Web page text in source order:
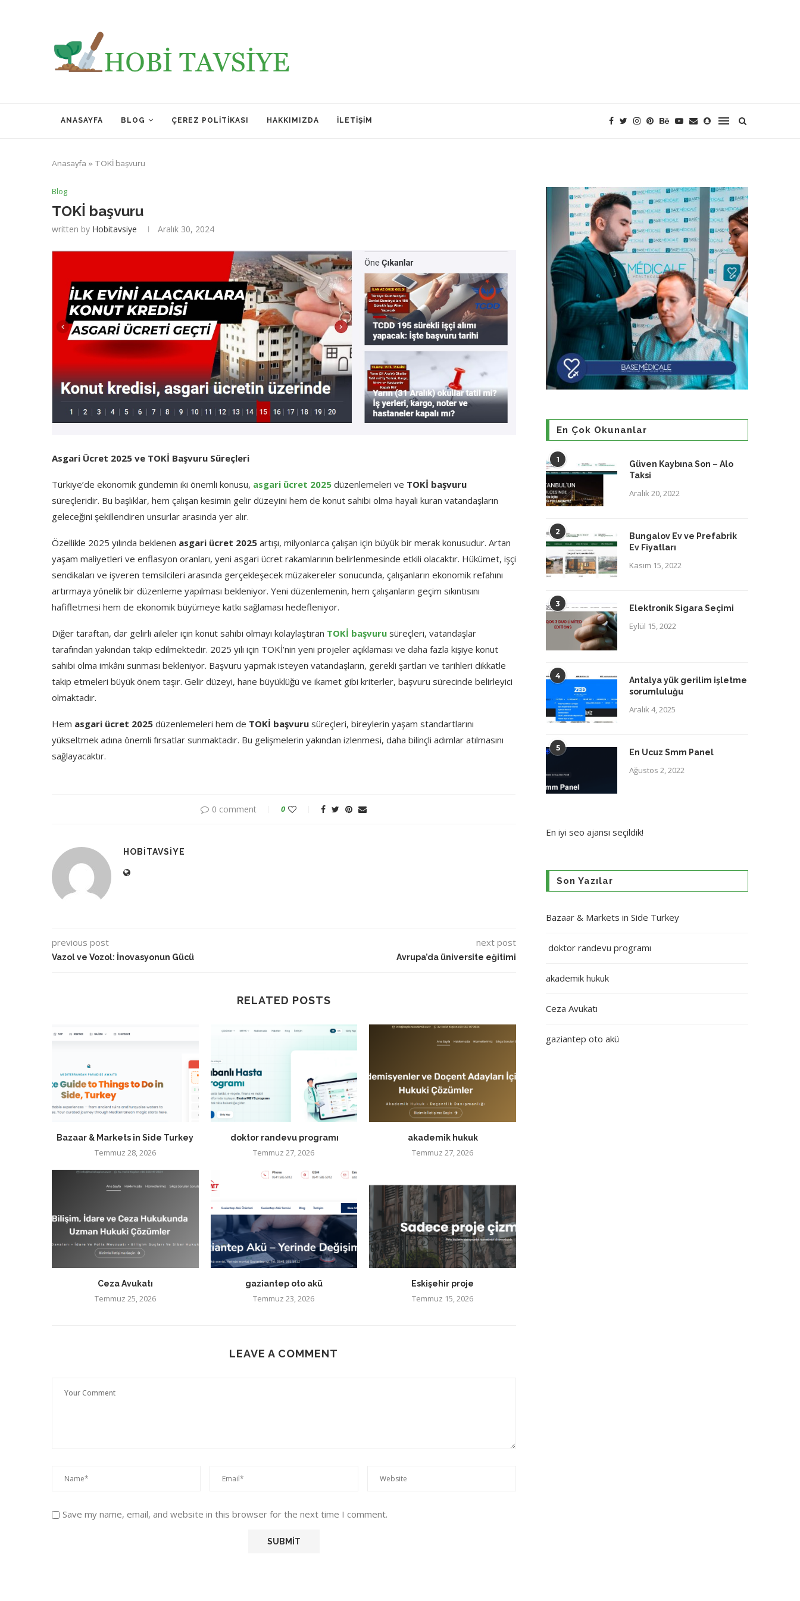
ANASAYFA BLOG ÇEREZ POLITIKASI HAKKIMIZDA İLETIŞIM
Anasayfa » TOKİ başvuru
Blog
TOKİ başvuru
written by Hobitavsiye Aralık 30, 2024
Asgari Ücret 2025 ve TOKİ Başvuru Süreçleri
Türkiye’de ekonomik gündemin iki önemli konusu, asgari ücret 2025 düzenlemeleri ve TOKİ başvuru
süreçleridir. Bu başlıklar, hem çalışan kesimin gelir düzeyini hem de konut sahibi olma hayali kuran vatandaşların
geleceğini şekillendiren unsurlar arasında yer alır.
Özellikle 2025 yılında beklenen asgari ücret 2025 artışı, milyonlarca çalışan için büyük bir merak konusudur. Artan
yaşam maliyetleri ve enflasyon oranları, yeni asgari ücret rakamlarının belirlenmesinde etkili olacaktır. Hükümet, işçi
sendikaları ve işveren temsilcileri arasında gerçekleşecek müzakereler sonucunda, çalışanların ekonomik refahını
artırmaya yönelik bir düzenleme yapılması bekleniyor. Yeni düzenlemenin, hem çalışanların geçim sıkıntısını
hafifletmesi hem de ekonomik büyümeye katkı sağlaması hedefleniyor.
Diğer taraftan, dar gelirli aileler için konut sahibi olmayı kolaylaştıran TOKİ başvuru süreçleri, vatandaşlar
tarafından yakından takip edilmektedir. 2025 yılı için TOKİ’nin yeni projeler açıklaması ve daha fazla kişiye konut
sahibi olma imkânı sunması bekleniyor. Başvuru yapmak isteyen vatandaşların, gerekli şartları ve tarihleri dikkatle
takip etmeleri büyük önem taşır. Gelir düzeyi, hane büyüklüğü ve ikamet gibi kriterler, başvuru sürecinde belirleyici
olmaktadır.
Hem asgari ücret 2025 düzenlemeleri hem de TOKİ başvuru süreçleri, bireylerin yaşam standartlarını
yükseltmek adına önemli fırsatlar sunmaktadır. Bu gelişmelerin yakından izlenmesi, daha bilinçli adımlar atılmasını
sağlayacaktır.
0 comment 0
HOBITAVSIYE
previous post
Vazol ve Vozol: İnovasyonun Gücü
next post
Avrupa’da üniversite eğitimi
RELATED POSTS
Bazaar & Markets in Side Turkey
Temmuz 28, 2026
doktor randevu programı
Temmuz 27, 2026
akademik hukuk
Temmuz 27, 2026
Ceza Avukatı
Temmuz 25, 2026
gaziantep oto akü
Temmuz 23, 2026
Eskişehir proje
Temmuz 15, 2026
LEAVE A COMMENT
Save my name, email, and website in this browser for the next time I comment.
En Çok Okunanlar
1
Güven Kaybına Son – Alo
Taksi
Aralık 20, 2022
2
Bungalov Ev ve Prefabrik
Ev Fiyatları
Kasım 15, 2022
3 Elektronik Sigara Seçimi
Eylül 15, 2022
4
Antalya yük gerilim işletme
sorumluluğu
Aralık 4, 2025
5 En Ucuz Smm Panel
Ağustos 2, 2022
En iyi seo ajansı seçildik!
Son Yazılar
Bazaar & Markets in Side Turkey
doktor randevu programı
akademik hukuk
Ceza Avukatı
gaziantep oto akü